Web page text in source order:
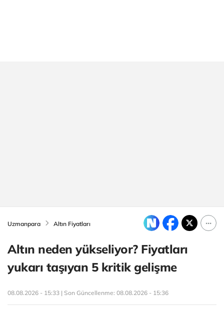
Uzmanpara Altın Fiyatları
Altın neden yükseliyor? Fiyatları
yukarı taşıyan 5 kritik gelişme
08.08.2026 - 15:33 | Son Güncellenme: 08.08.2026 - 15:36